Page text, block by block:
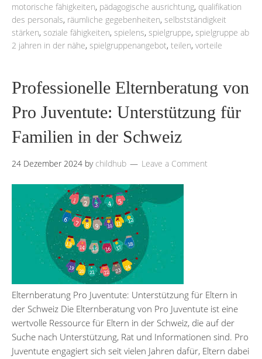
motorische fähigkeiten, pädagogische ausrichtung, qualifikation
des personals, räumliche gegebenheiten, selbstständigkeit
stärken, soziale fähigkeiten, spielens, spielgruppe, spielgruppe ab
2 jahren in der nähe, spielgruppenangebot, teilen, vorteile
Professionelle Elternberatung von
Pro Juventute: Unterstützung für
Familien in der Schweiz
24 Dezember 2024 by childhub Leave a Comment
Elternberatung Pro Juventute: Unterstützung für Eltern in
der Schweiz Die Elternberatung von Pro Juventute ist eine
wertvolle Ressource für Eltern in der Schweiz, die auf der
Suche nach Unterstützung, Rat und Informationen sind. Pro
Juventute engagiert sich seit vielen Jahren dafür, Eltern dabei